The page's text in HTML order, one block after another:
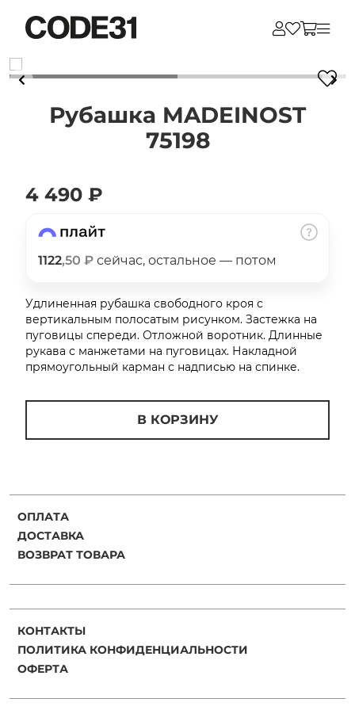
Рубашка MADEINOST
75198
4 490 ₽
1122,50 ₽ сейчас, остальное — потом
Удлиненная рубашка свободного кроя с
вертикальным полосатым рисунком. Застежка на
пуговицы спереди. Отложной воротник. Длинные
рукава с манжетами на пуговицах. Накладной
прямоугольный карман с надписью на спинке.
В КОРЗИНУ
ОПЛАТА
ДОСТАВКА
ВОЗВРАТ ТОВАРА
КОНТАКТЫ
ПОЛИТИКА КОНФИДЕНЦИАЛЬНОСТИ
ОФЕРТА
Для клиентов всех банков
Разбейте
на части
без переплат
25%
в корзину
Получайте товар
выбранный способом
списыватьсяс вашей карты
по25